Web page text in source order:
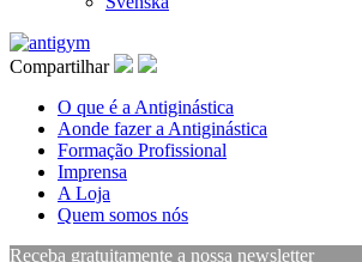
Compartilhar
O que é a Antiginástica
Aonde fazer a Antiginástica
Formação Profissional
Imprensa
A Loja
Quem somos nós
Receba gratuitamente a nossa newsletter